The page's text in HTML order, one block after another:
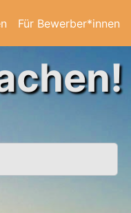
Für Bewerber*innen